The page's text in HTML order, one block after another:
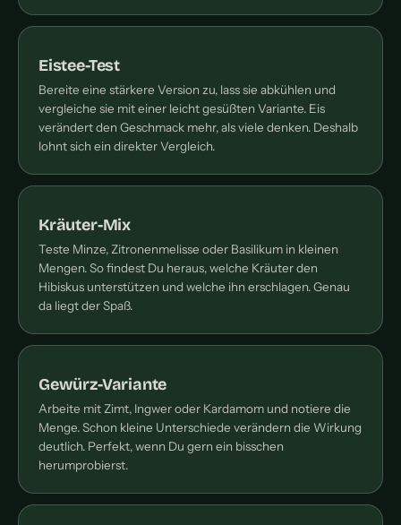
Eistee-Test
Bereite eine stärkere Version zu, lass sie abkühlen und
vergleiche sie mit einer leicht gesüßten Variante. Eis
verändert den Geschmack mehr, als viele denken. Deshalb
lohnt sich ein direkter Vergleich.
Kräuter-Mix
Teste Minze, Zitronenmelisse oder Basilikum in kleinen
Mengen. So findest Du heraus, welche Kräuter den
Hibiskus unterstützen und welche ihn erschlagen. Genau
da liegt der Spaß.
Gewürz-Variante
Arbeite mit Zimt, Ingwer oder Kardamom und notiere die
Menge. Schon kleine Unterschiede verändern die Wirkung
deutlich. Perfekt, wenn Du gern ein bisschen
herumprobierst.